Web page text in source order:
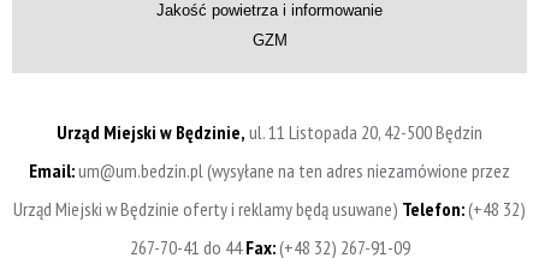
Jakość powietrza i informowanie
GZM
Urząd Miejski w Będzinie, ul. 11 Listopada 20, 42-500 Będzin
Email:um@um.bedzin.pl (wysyłane na ten adres niezamówione przez
Urząd Miejski w Będzinie oferty i reklamy będą usuwane) Telefon:(+48 32)
267-70-41 do 44Fax:(+48 32) 267-91-09